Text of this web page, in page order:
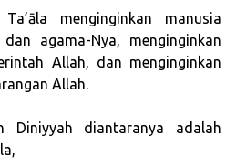
menginginkan manusia
agama-Nya, menginginkan
Allah, dan menginginkan
Allah.
Diniyyah diantaranya adalah